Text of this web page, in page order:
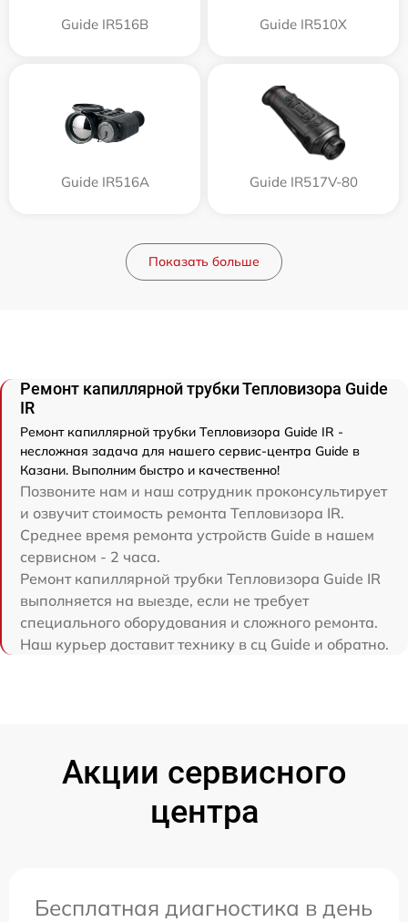
Guide IR516B Guide IR510X
Guide IR516A Guide IR517V-80
Показать больше
Ремонт капиллярной трубки Тепловизора Guide
IR
Ремонт капиллярной трубки Тепловизора Guide IR -
несложная задача для нашего сервис-центра Guide в
Казани. Выполним быстро и качественно!
Позвоните нам и наш сотрудник проконсультирует
и озвучит стоимость ремонта Тепловизора IR.
Среднее время ремонта устройств Guide в нашем
сервисном - 2 часа.
Ремонт капиллярной трубки Тепловизора Guide IR
выполняется на выезде, если не требует
специального оборудования и сложного ремонта.
Наш курьер доставит технику в сц Guide и обратно.
Акции сервисного
центра
Бесплатная диагностика в день